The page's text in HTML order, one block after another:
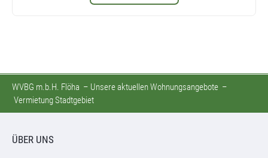
WVBG m.b.H. Flöha – Unsere aktuellen Wohnungsangebote –
Vermietung Stadtgebiet
ÜBER UNS